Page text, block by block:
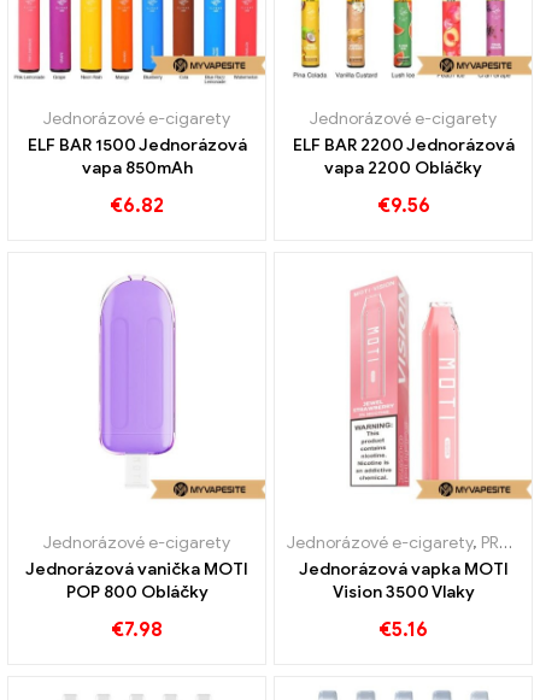
Jednorázové e-cigarety
ELF BAR 1500 Jednorázová
vapa 850mAh
€6.82
Jednorázové e-cigarety
ELF BAR 2200 Jednorázová
vapa 2200 Obláčky
€9.56
Jednorázové e-cigarety
Jednorázová vanička MOTI
POP 800 Obláčky
€7.98
Jednorázové e-cigarety, PRODEJ %
Jednorázová vapka MOTI
Vision 3500 Vlaky
€5.16